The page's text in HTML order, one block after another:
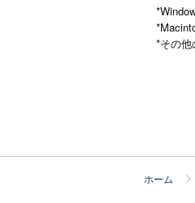
*その他
ホーム